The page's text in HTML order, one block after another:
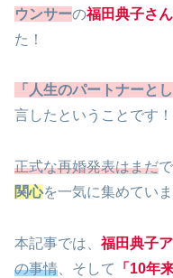
ウンサーの福田典子さん
た！
「人生のパートナーとし
言したということです！
正式な再婚発表はまだ
関心を一気に集めていま
本記事では、福田典子
の事情 、そして 「10年